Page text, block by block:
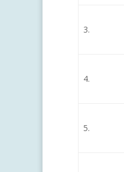
3.
4.
5.